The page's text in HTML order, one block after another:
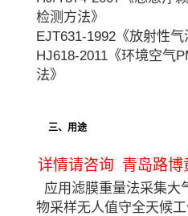
检测方法》
EJT631-1992《放射性气
HJ618-2011《环境空气
法》
三、用途
详情请咨询 青岛路博
应用滤膜重量法采集大
物采样无人值守全天候